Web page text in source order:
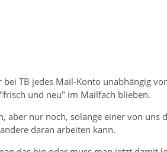
TB jedes Mail-Konto unabhängig
und neu" im Mailfach blieben.
nur noch, solange einer von uns
daran arbeiten kann.